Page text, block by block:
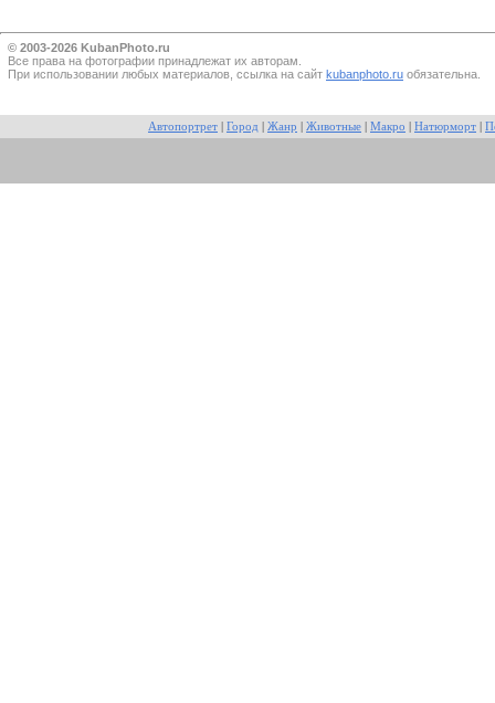
© 2003-2026 KubanPhoto.ru
Все прaва на фотографии принадлежат их авторам.
При использовании любых материалов, ссылка на сайт kubanphoto.ru обязательна.
Автопортрет Город Жанр Животные Макро Натюрморт